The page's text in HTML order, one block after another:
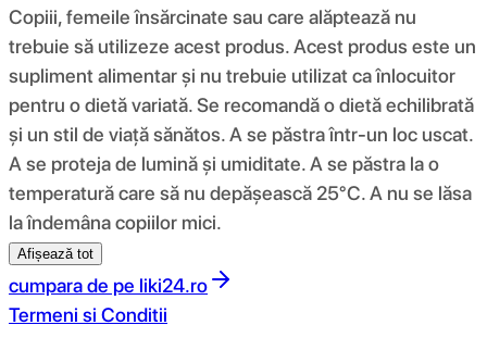
Copiii, femeile însărcinate sau care alăptează nu
trebuie să utilizeze acest produs. Acest produs este un
supliment alimentar și nu trebuie utilizat ca înlocuitor
pentru o dietă variată. Se recomandă o dietă echilibrată
și un stil de viață sănătos. A se păstra într-un loc uscat.
A se proteja de lumină și umiditate. A se păstra la o
temperatură care să nu depășească 25°C. A nu se lăsa
la îndemâna copiilor mici.
Afișează tot
cumpara de pe liki24.ro
Termeni si Conditii